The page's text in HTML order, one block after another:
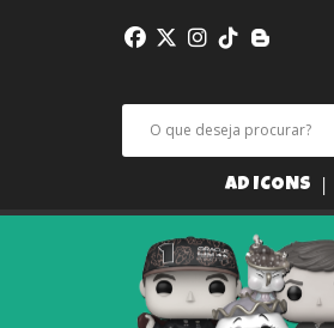
AD ICONS